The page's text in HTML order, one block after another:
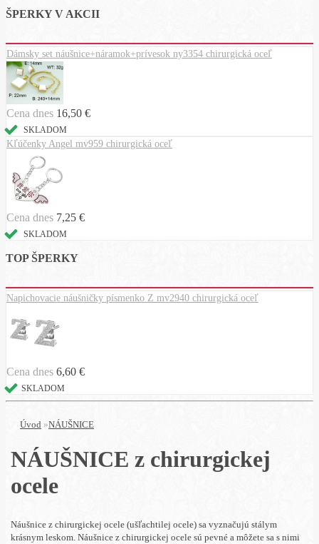
ŠPERKY V AKCII
Dámsky set náušnice+náramok+prívesok ny3354 chirurgická oceľ
Cena dnes 16,50 €
SKLADOM
Kľúčenky Angel mv959 chirurgická oceľ
Cena dnes 7,25 €
SKLADOM
TOP ŠPERKY
Napichovacie náušničky písmenko Z mv2940 chirurgická oceľ
Cena dnes 6,60 €
SKLADOM
Úvod »NÁUŠNICE
NÁUŠNICE z chirurgickej
ocele
Náušnice z chirurgickej ocele (ušľachtilej ocele) sa vyznačujú stálym
krásnym leskom. Náušnice z chirurgickej ocele sú pevné a môžete sa s nimi